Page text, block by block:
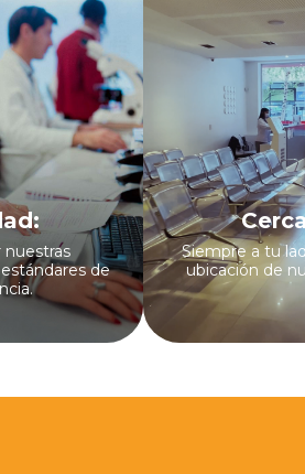
nuestras
de
Siempre a tu
ubicación de